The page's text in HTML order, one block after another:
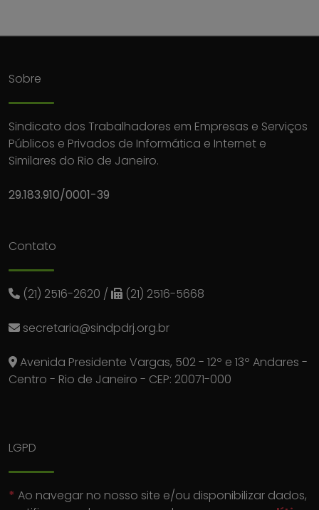
Sobre
Sindicato dos Trabalhadores em Empresas e Serviços
Públicos e Privados de Informática e Internet e
Similares do Rio de Janeiro.
29.183.910/0001-39
Contato
(21) 2516-2620 / (21) 2516-5668
secretaria@sindpdrj.org.br
Avenida Presidente Vargas, 502 - 12º e 13º Andares -
Centro - Rio de Janeiro - CEP: 20071-000
LGPD
* Ao navegar no nosso site e/ou disponibilizar dados,